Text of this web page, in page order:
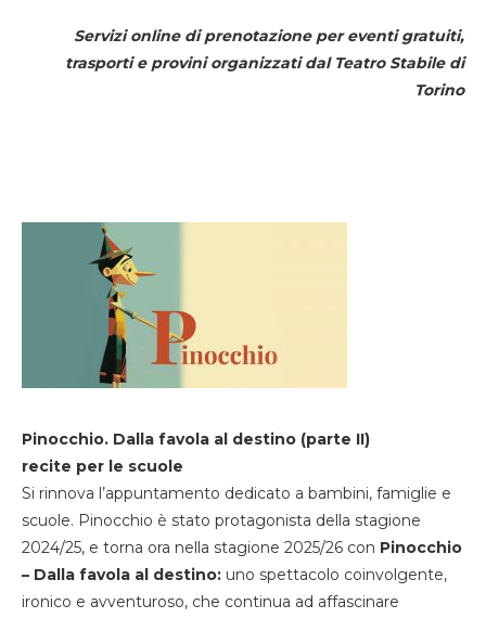
Servizi online di prenotazione per eventi gratuiti,
trasporti e provini organizzati dal Teatro Stabile di
Torino
Pinocchio. Dalla favola al destino (parte II)
recite per le scuole
Si rinnova l’appuntamento dedicato a bambini, famiglie e
scuole. Pinocchio è stato protagonista della stagione
2024/25, e torna ora nella stagione 2025/26 con Pinocchio
– Dalla favola al destino: uno spettacolo coinvolgente,
ironico e avventuroso, che continua ad affascinare